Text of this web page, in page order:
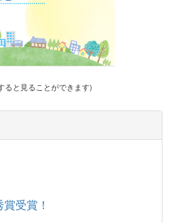
ると見ることができます)
受賞！